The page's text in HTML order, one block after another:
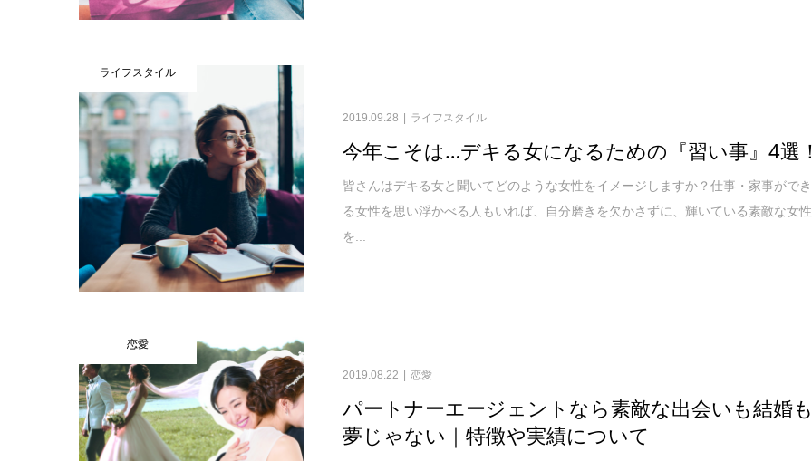
ライフスタイル
2019.09.28 ライフスタイル
今年こそは…デキる女になるための『習い事』4選！
皆さんはデキる女と聞いてどのような女性をイメージしますか？仕事・家事ができ
る女性を思い浮かべる人もいれば、自分磨きを欠かさずに、輝いている素敵な女性
を...
恋愛
2019.08.22 恋愛
パートナーエージェントなら素敵な出会いも結婚も
夢じゃない｜特徴や実績について